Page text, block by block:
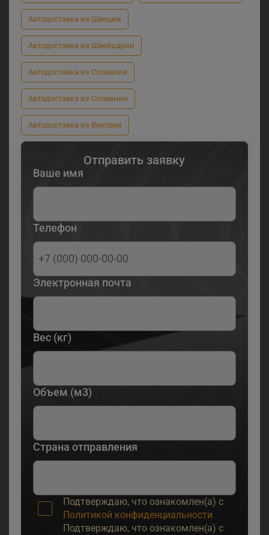
Автодоставка из Швеции
Автодоставка из Швейцарии
Автодоставка из Словакии
Автодоставка из Словении
Автодоставка из Венгрии
Отправить заявку
Ваше имя
Телефон
Электронная почта
Вес (кг)
Объем (м3)
Страна отправления
Подтверждаю, что ознакомлен(а) с
Политикой конфиденциальности
Подтверждаю, что ознакомлен(а) с